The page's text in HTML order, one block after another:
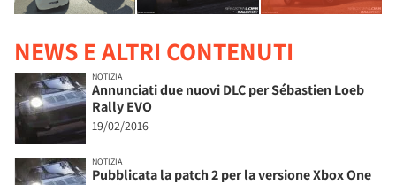
NEWS E ALTRI CONTENUTI
NOTIZIA
Annunciati due nuovi DLC per Sébastien Loeb
Rally EVO
19/02/2016
NOTIZIA
Pubblicata la patch 2 per la versione Xbox One